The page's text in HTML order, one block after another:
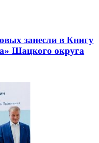
занесли в Книгу
Шацкого округа